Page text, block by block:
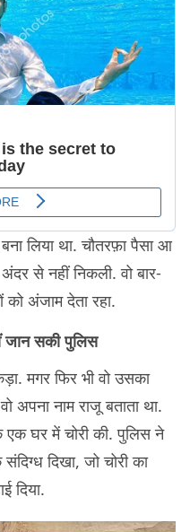
लिया था. चौतरफ़ा पैसा आ
से नहीं निकली. वो बार-
को अंजाम देता रहा.
जान सकी पुलिस
मगर फिर भी वो उसका
अपना नाम राजू बताता था.
घर में चोरी की. पुलिस ने
दिखा, जो चोरी का
दिया.